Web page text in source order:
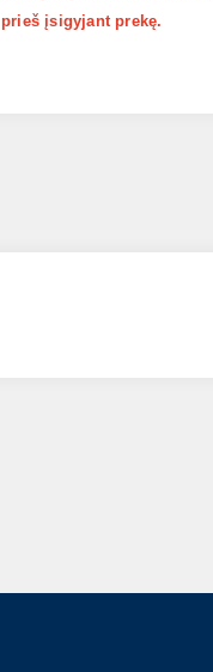
prieš įsigyjant prekę.